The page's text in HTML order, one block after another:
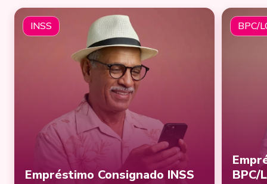
INSS
Empréstimo Consignado INSS
BPC/
BPC/